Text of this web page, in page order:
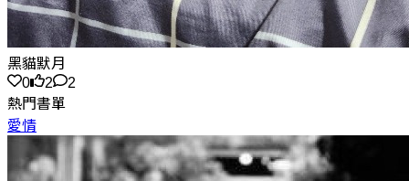
黑貓默月
0
2
2
熱門書單
愛情